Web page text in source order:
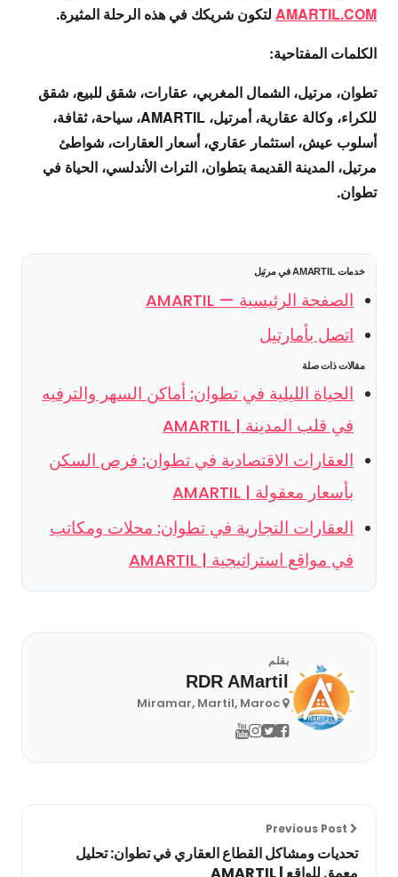
AMARTIL.COM لتكون شريكك في هذه الرحلة المثيرة.
الكلمات المفتاحية:
تطوان، مرتيل، الشمال المغربي، عقارات، شقق للبيع، شقق
للكراء، وكالة عقارية، أمرتيل، AMARTIL، سياحة، ثقافة،
أسلوب عيش، استثمار عقاري، أسعار العقارات، شواطئ
مرتيل، المدينة القديمة بتطوان، التراث الأندلسي، الحياة في
تطوان.
خدمات AMARTIL في مرتيل
الصفحة الرئيسية — AMARTIL
اتصل بأمارتيل
مقالات ذات صلة
الحياة الليلية في تطوان: أماكن السهر والترفيه
في قلب المدينة | AMARTIL
العقارات الاقتصادية في تطوان: فرص السكن
بأسعار معقولة | AMARTIL
العقارات التجارية في تطوان: محلات ومكاتب
في مواقع استراتيجية | AMARTIL
بقلم
RDR AMartil
تحديات ومشاكل القطاع العقاري في تطوان: تحليل